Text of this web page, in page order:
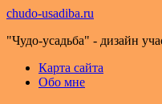
chudo-usadiba.ru
"Чудо-усадьба" - дизайн
Карта сайта
Обо мне